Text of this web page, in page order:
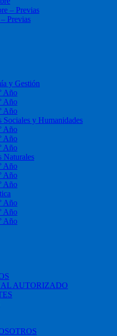
– Previas
Previas
y Gestión
Año
Año
Año
Sociales y Humanidades
Año
Año
Año
Naturales
Año
Año
Año
Año
Año
Año
AUTORIZADO